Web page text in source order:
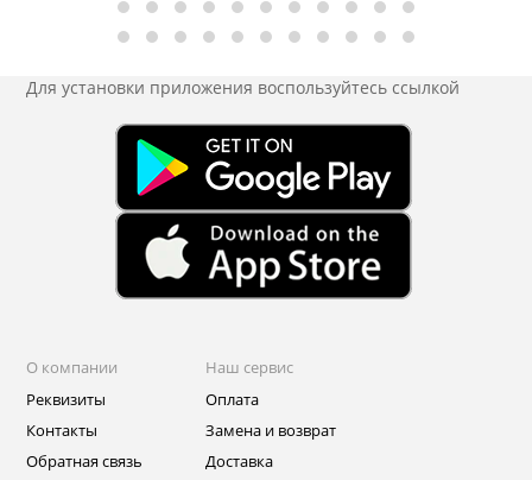
Для установки приложения воспользуйтесь ссылкой
О компании
Реквизиты
Контакты
Обратная связь
Наш сервис
Оплата
Замена и возврат
Доставка